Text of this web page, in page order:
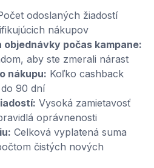
odoslaných žiadostí
nákupov
objednávky počas kampane:
aby ste zmerali nárast
nákupu: Koľko cashback
90 dní
Vysoká zamietavosť
oprávnenosti
Celková vyplatená suma
čistých nových